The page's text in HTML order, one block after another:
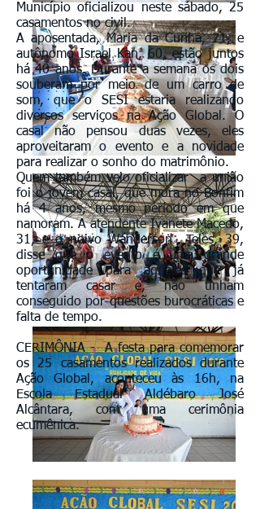
Município oficializou neste sábado, 25
casamentos no civil.
A aposentada, Maria da Cunha, 71, e
autônomo Israel Kan, 60, estão juntos
há 40 anos. Durante a semana os dois
souberam por meio de um carro de
som, que o SESI estaria realizando
diversos serviços na Ação Global. O
casal não pensou duas vezes, eles
aproveitaram o evento e a novidade
para realizar o sonho do matrimônio.
Quem também veio oficializar a união
foi o jovem casal, que mora no Bonfim
há 4 anos, mesmo período em que
namoram. A atendente Ivanete Macedo,
31, e o noivo Wanderson Teles, 39,
disse que o evento é uma grande
oportunidade para àqueles que já
tentaram casar e, não tinham
conseguido por questões burocráticas e
falta de tempo.
CERIMÔNIA - A festa para comemorar
os 25 casamentos realizados durante
Ação Global, aconteceu às 16h, na
Escola Estadual Aldébaro José
Alcântara, com uma cerimônia
ecumênica.